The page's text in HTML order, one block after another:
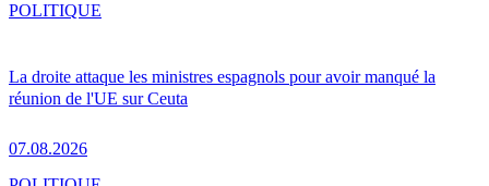
La droite attaque les ministres espagnols pour avoir manqué la
réunion de l'UE sur Ceuta
07.08.2026
POLITIQUE